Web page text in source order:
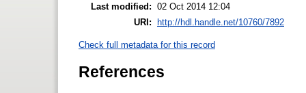
Last modified: 02 Oct 2014 12:04
URI:
http://hdl.handle.net/10760/7892
Check full metadata for this record
References